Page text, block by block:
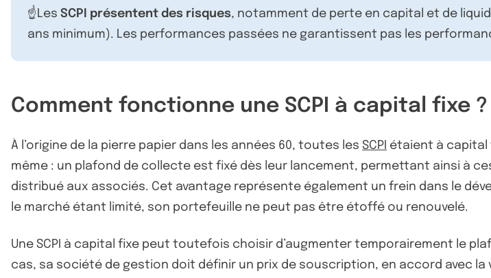
☝️Les SCPI présentent des risques, notamment de perte en capital et de
ans minimum). Les performances passées ne garantissent pas les
Comment fonctionne une SCPI à capital fixe ?
À l’origine de la pierre papier dans les années 60, toutes les SCPI étaient à capital
même : un plafond de collecte est fixé dès leur lancement, permettant ainsi à
distribué aux associés. Cet avantage représente également un frein dans le
le marché étant limité, son portefeuille ne peut pas être étoffé ou renouvelé.
Une SCPI à capital fixe peut toutefois choisir d’augmenter temporairement le
cas, sa société de gestion doit définir un prix de souscription, en accord avec